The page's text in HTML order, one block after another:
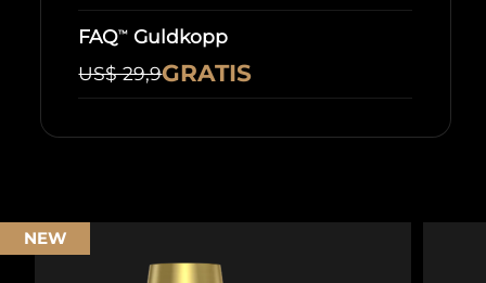
FAQ™ Guldkopp
US$ 29,9GRATIS
NEW